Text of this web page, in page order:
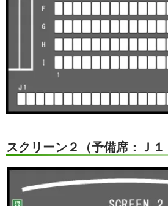
スクリーン２（予備席：Ｊ１